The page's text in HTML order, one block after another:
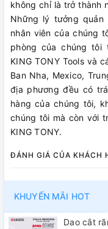
không chỉ là trở thành
Những lý tưởng quản
nhân viên của chúng
phòng của chúng tôi
KING TONY Tools và
Ban Nha, Mexico,
địa phương đều có
hàng của chúng tôi,
chúng tôi mà còn với
KING TONY.
ĐÁNH GIÁ CỦA KHÁCH
KHUYẾN MÃI HOT
Dao cắt